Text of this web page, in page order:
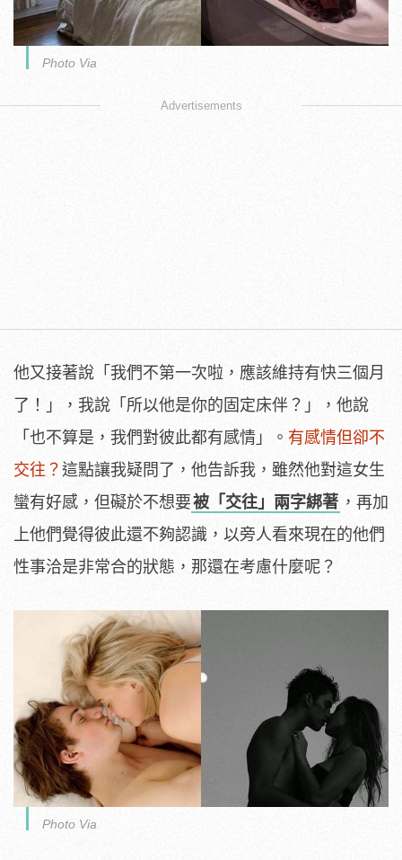
Photo Via
Advertisements
他又接著說「我們不第一次啦，應該維持有快三個月
了！」，我說「所以他是你的固定床伴？」，他說
「也不算是，我們對彼此都有感情」。 有感情但卻不
交往？ 這點讓我疑問了，他告訴我，雖然他對這女生
蠻有好感，但礙於不想要被「交往」兩字綁著 ，再加
上他們覺得彼此還不夠認識，以旁人看來現在的他們
性事洽是非常合的狀態，那還在考慮什麼呢？
Photo Via